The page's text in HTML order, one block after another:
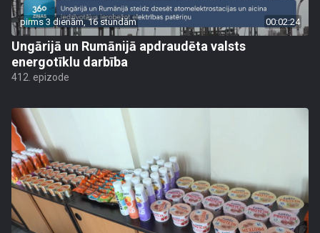
pirms 3 dienām, 16 stundām 00:02:24
Ungārijā un Rumānijā apdraudēta valsts
energotīklu darbība
412. epizode